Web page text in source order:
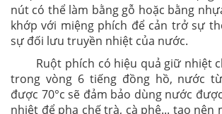
nút có thể làm bằng gỗ hoặc bằng
khớp với miệng phích để cản trở sự
sự đối lưu truyền nhiệt của nước.
Ruột phích có hiệu quả giữ nhiệt
trong vòng 6 tiếng đồng hồ, nước
được 70°c sẽ đảm bảo dùng nước
nhiệt để pha chế trà, cà phê... tạo nên